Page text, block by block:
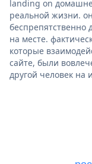
landing on
реальной жизни.
беспрепятственно
на месте.
которые
сайте, были
другой человек на